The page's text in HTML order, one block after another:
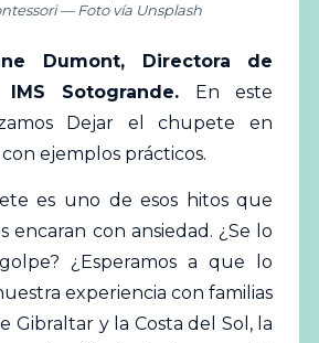
— Foto vía Unsplash
Dumont, Directora de
Sotogrande. En este
Dejar el chupete en
ejemplos prácticos.
es uno de esos hitos que
encaran con ansiedad. ¿Se lo
¿Esperamos a que lo
experiencia con familias
Gibraltar y la Costa del Sol, la